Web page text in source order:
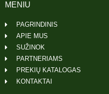
MENIU
PAGRINDINIS
APIE MUS
SUŽINOK
PARTNERIAMS
PREKIŲ KATALOGAS
KONTAKTAI